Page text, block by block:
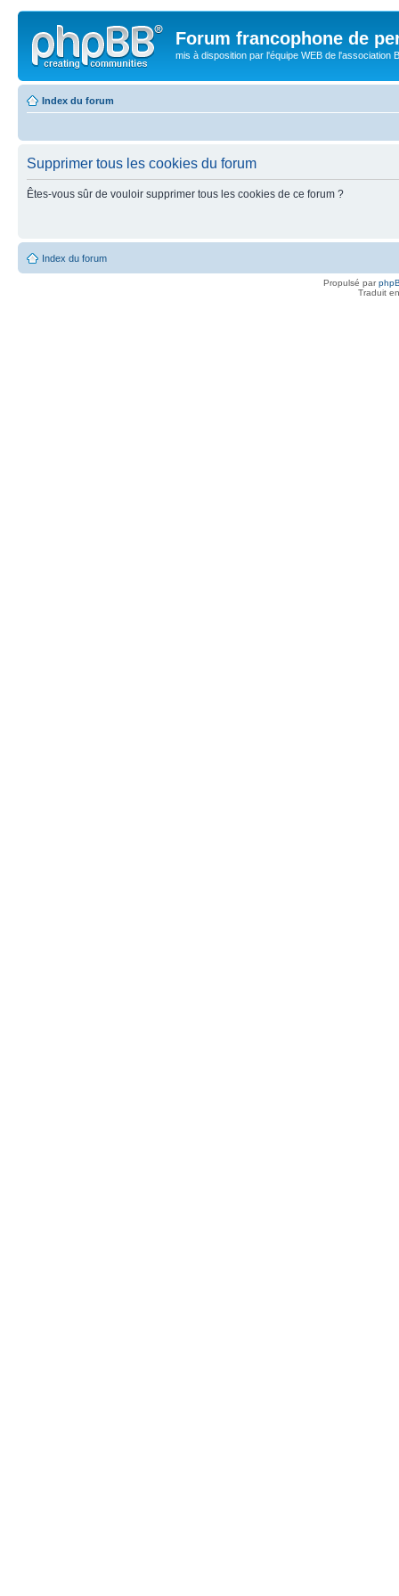
Forum francophone de
mis à disposition par l'équipe WEB de l'association
Index du forum
Supprimer tous les cookies du forum
Êtes-vous sûr de vouloir supprimer tous les cookies de ce forum ?
Index du forum
Propulsé par
Traduit